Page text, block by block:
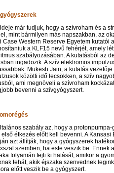
már tudjuk, hogy a szívroham és a
mint bármilyen más napszakban, az
Case Western Reserve Egyetem kutatói
a KLF15 nevű fehérjét, amely
szabályozásában. A kutatásból az
ingadozik. A szív elektromos
Mukesh Jain, a kutatás
közötti idő lecsökken, a szív
ami megnöveli a szívroham
bevenni a szívgyógyszert.
szabály az, hogy a
étkezés előtt kell bevenni. A
azt állítják, hogy a gyógyszerek
szemben, ha este veszik be. Ennek
folyamán fejti ki hatását, amikor a
tehát, akik éjszaka szenvednek
előtt veszik be a gyógyszert.